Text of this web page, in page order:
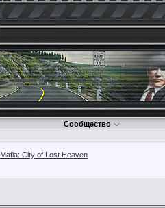
Сообщество
Mafia: City of Lost Heaven